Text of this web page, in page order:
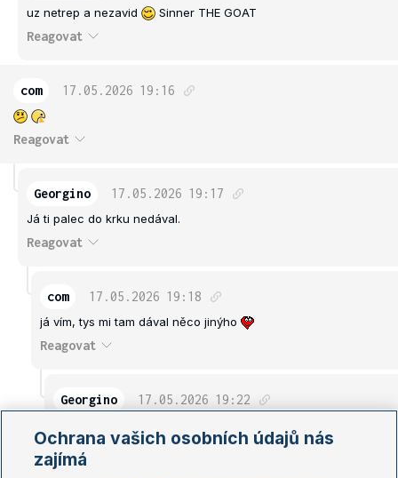
uz netrep a nezavid Sinner THE GOAT
Reagovat
com 17.05.2026 19:16
Reagovat
Georgino 17.05.2026 19:17
Já ti palec do krku nedával.
Reagovat
com 17.05.2026 19:18
já vím, tys mi tam dával něco jinýho
Reagovat
Georgino 17.05.2026 19:22
Reagovat
Ochrana vašich osobních údajů nás
zajímá